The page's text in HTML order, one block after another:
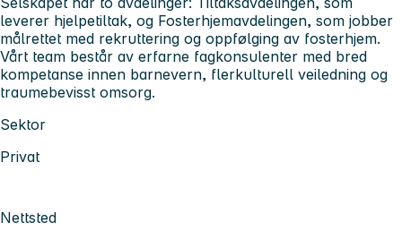
leverer hjelpetiltak, og Fosterhjemavdelingen, som jobber
målrettet med rekruttering og oppfølging av fosterhjem.
Vårt team består av erfarne fagkonsulenter med bred
kompetanse innen barnevern, flerkulturell veiledning og
traumebevisst omsorg.
Sektor
Privat
Nettsted